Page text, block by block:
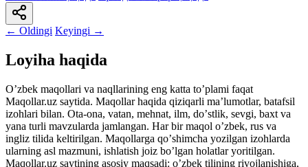
← Oldingi Keyingi →
Loyiha haqida
Oʼzbek maqollari va naqllarining eng katta toʼplami faqat
Maqollar.uz saytida. Maqollar haqida qiziqarli maʼlumotlar, batafsil
izohlari bilan. Ota-ona, vatan, mehnat, ilm, doʼstlik, sevgi, baxt va
yana turli mavzularda jamlangan. Har bir maqol oʼzbek, rus va
ingliz tilida keltirilgan. Maqollarga qoʼshimcha yozilgan izohlarda
ularning asl mazmuni, ishlatish joiz boʼlgan holatlar yoritilgan.
Maqollar.uz saytining asosiy maqsadi: oʼzbek tilining rivojlanishiga,